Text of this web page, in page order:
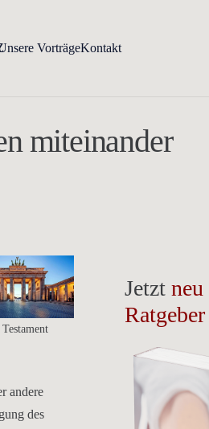
VorträgeKontakt
miteinander
andere
des
Jetztneu
Ratgeber